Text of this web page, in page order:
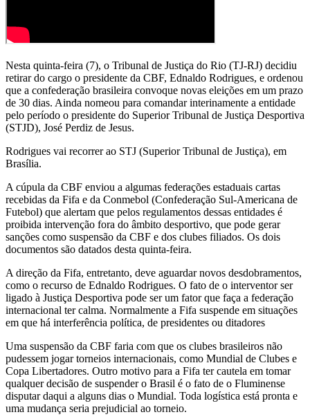
Nesta quinta-feira (7), o Tribunal de Justiça do Rio (TJ-RJ) decidiu
retirar do cargo o presidente da CBF, Ednaldo Rodrigues, e ordenou
que a confederação brasileira convoque novas eleições em um prazo
de 30 dias. Ainda nomeou para comandar interinamente a entidade
pelo período o presidente do Superior Tribunal de Justiça Desportiva
(STJD), José Perdiz de Jesus.
Rodrigues vai recorrer ao STJ (Superior Tribunal de Justiça), em
Brasília.
A cúpula da CBF enviou a algumas federações estaduais cartas
recebidas da Fifa e da Conmebol (Confederação Sul-Americana de
Futebol) que alertam que pelos regulamentos dessas entidades é
proibida intervenção fora do âmbito desportivo, que pode gerar
sanções como suspensão da CBF e dos clubes filiados. Os dois
documentos são datados desta quinta-feira.
A direção da Fifa, entretanto, deve aguardar novos desdobramentos,
como o recurso de Ednaldo Rodrigues. O fato de o interventor ser
ligado à Justiça Desportiva pode ser um fator que faça a federação
internacional ter calma. Normalmente a Fifa suspende em situações
em que há interferência política, de presidentes ou ditadores
Uma suspensão da CBF faria com que os clubes brasileiros não
pudessem jogar torneios internacionais, como Mundial de Clubes e
Copa Libertadores. Outro motivo para a Fifa ter cautela em tomar
qualquer decisão de suspender o Brasil é o fato de o Fluminense
disputar daqui a alguns dias o Mundial. Toda logística está pronta e
uma mudança seria prejudicial ao torneio.